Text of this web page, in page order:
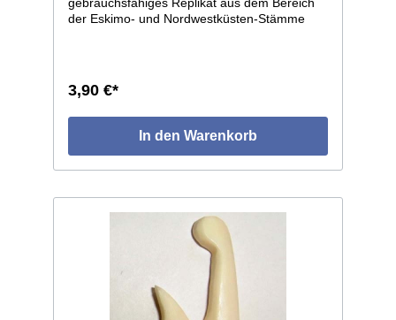
der Eskimo- und Nordwestküsten-Stämme
3,90 €*
In den Warenkorb